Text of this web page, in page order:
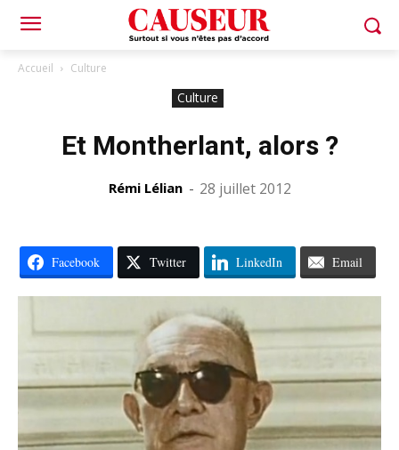
Accueil Culture
Culture
Et Montherlant, alors ?
Rémi Lélian - 28 juillet 2012
Facebook Twitter LinkedIn Email